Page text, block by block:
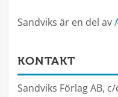
Sandviks är en del av
KONTAKT
Sandviks Förlag AB,